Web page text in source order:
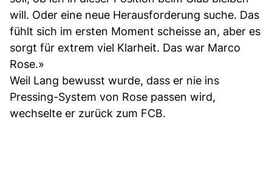
will. Oder eine neue Herausforderung suche. Das
fühlt sich im ersten Moment scheisse an, aber es
sorgt für extrem viel Klarheit. Das war Marco
Rose.»
Weil Lang bewusst wurde, dass er nie ins
Pressing-System von Rose passen wird,
wechselte er zurück zum FCB.